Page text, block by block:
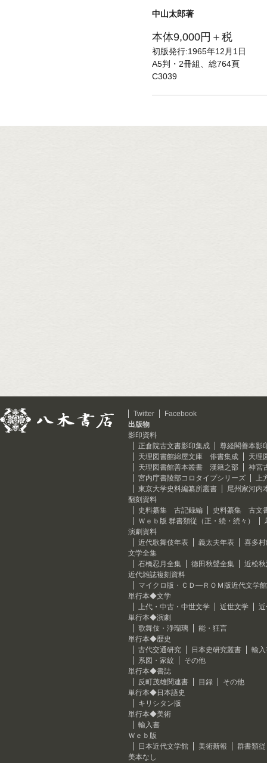
中山太郎著
本体9,000円＋税
初版発行:1965年12月1日
A5判・2冊組、総764頁
C3039
Twitter
Facebook
出版物
影印資料
正倉院古文書影印集成
尊経閣善本影
天理図書館綿屋文庫 俳書集成
天理
天理図書館善本叢書 漢籍之部
神宮
宮内庁書陵部コロタイプシリーズ
上
東京大学史料編纂所叢書
尾州家河内
翻刻資料
史料纂集 古記録編
史料纂集 古文
Ｗｅｂ版 群書類従（正・続・続々）
演劇資料
近代歌舞伎年表
義太夫年表
喜多
文学全集
石橋忍月全集
徳田秋聲全集
近松
近代雑誌複刻資料
マイクロ版・ＣＤ―ＲＯＭ版近代文学館
単行本◆文学
上代・中古・中世文学
近世文学
単行本◆演劇
歌舞伎・浄瑠璃
能・狂言
単行本◆歴史
古代交通研究
日本史研究叢書
輸
系図・家紋
その他
単行本◆書誌
反町茂雄関連書
目録
その他
単行本◆日本語史
キリシタン版
単行本◆美術
輸入書
Ｗｅｂ版
日本近代文学館
美術新報
群書類
美本なし